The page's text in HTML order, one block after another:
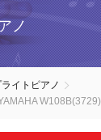
ノ
イトピアノ
W108B(3729)